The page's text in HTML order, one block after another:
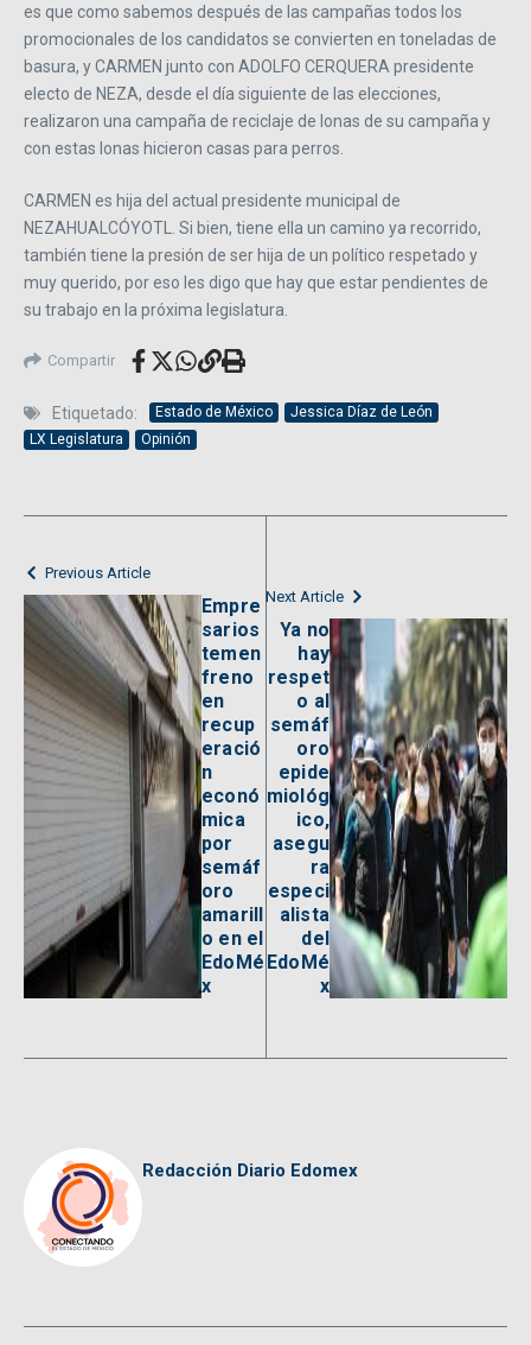
es que como sabemos después de las campañas todos los
promocionales de los candidatos se convierten en toneladas de
basura, y CARMEN junto con ADOLFO CERQUERA presidente
electo de NEZA, desde el día siguiente de las elecciones,
realizaron una campaña de reciclaje de lonas de su campaña y
con estas lonas hicieron casas para perros.
CARMEN es hija del actual presidente municipal de
NEZAHUALCÓYOTL. Si bien, tiene ella un camino ya recorrido,
también tiene la presión de ser hija de un político respetado y
muy querido, por eso les digo que hay que estar pendientes de
su trabajo en la próxima legislatura.
Compartir
Etiquetado: Estado de México
Jessica Díaz de León
LX Legislatura
Opinión
Previous Article
Empre
sarios
temen
freno
en
recup
eració
n
econó
mica
por
semáf
oro
amarill
o en el
EdoMé
x
Next Article
Ya no
hay
respet
o al
semáf
oro
epide
miológ
ico,
asegu
ra
especi
alista
del
EdoMé
x
Redacción Diario Edomex